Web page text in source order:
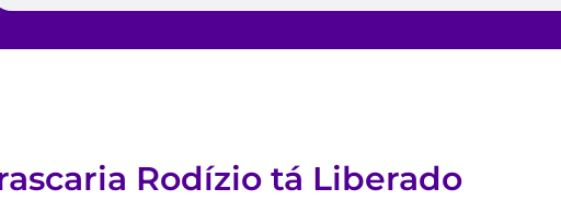
Rodízio tá Liberado